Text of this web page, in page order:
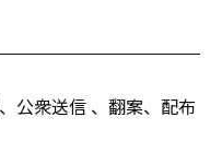
公衆送信 、翻案、配布